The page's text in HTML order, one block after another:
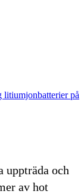
litiumjonbatterier på
uppträda och
av hot